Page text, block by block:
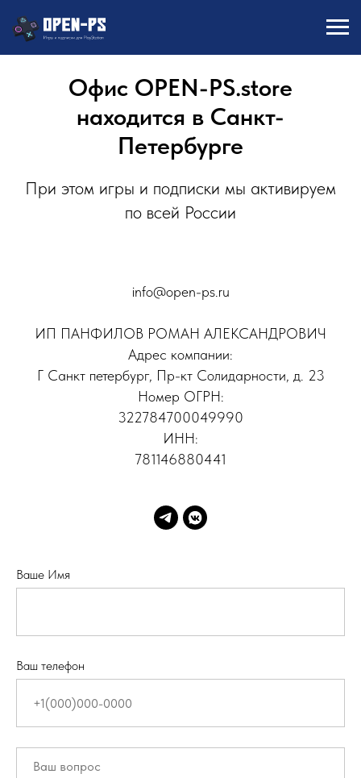
Офис OPEN-PS.store
находится в Санкт-
Петербурге
При этом игры и подписки мы активируем
по всей России
info@open-ps.ru
ИП ПАНФИЛОВ РОМАН АЛЕКСАНДРОВИЧ
Адрес компании:
Г Санкт петербург, Пр-кт Солидарности, д. 23
Номер ОГРН:
322784700049990
ИНН:
781146880441
Ваше Имя
Ваш телефон